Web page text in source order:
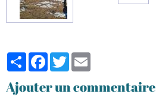
PartagerFacebook
Twitter
Ajouter un commentaire